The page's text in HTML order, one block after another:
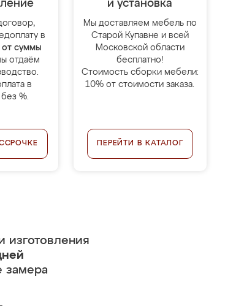
в
от суммы
отдаём
в
%.
и установка
Мы доставляем мебель по
Старой Купавне и всей
Московской области
бесплатно!
Стоимость сборки мебели:
10% от стоимости заказа.
ПЕРЕЙТИ В КАТАЛОГ
изготовления
замера